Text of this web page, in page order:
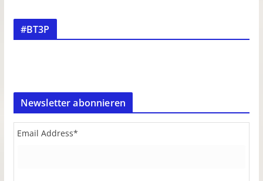
#BT3P
Newsletter abonnieren
Email Address*